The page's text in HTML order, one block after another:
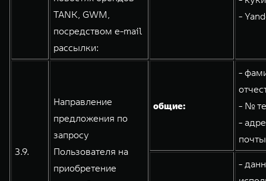
TANK, GWM,
посредством e-mail
рассылки:
-
3.9.
Направление
предложения по
запросу
Пользователя на
приобретение
общие:
-
- №
-
-